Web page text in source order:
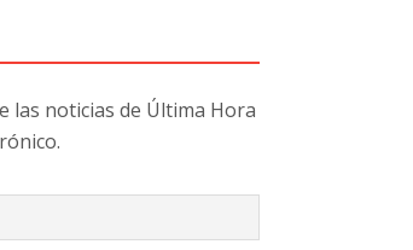
las noticias de Última Hora